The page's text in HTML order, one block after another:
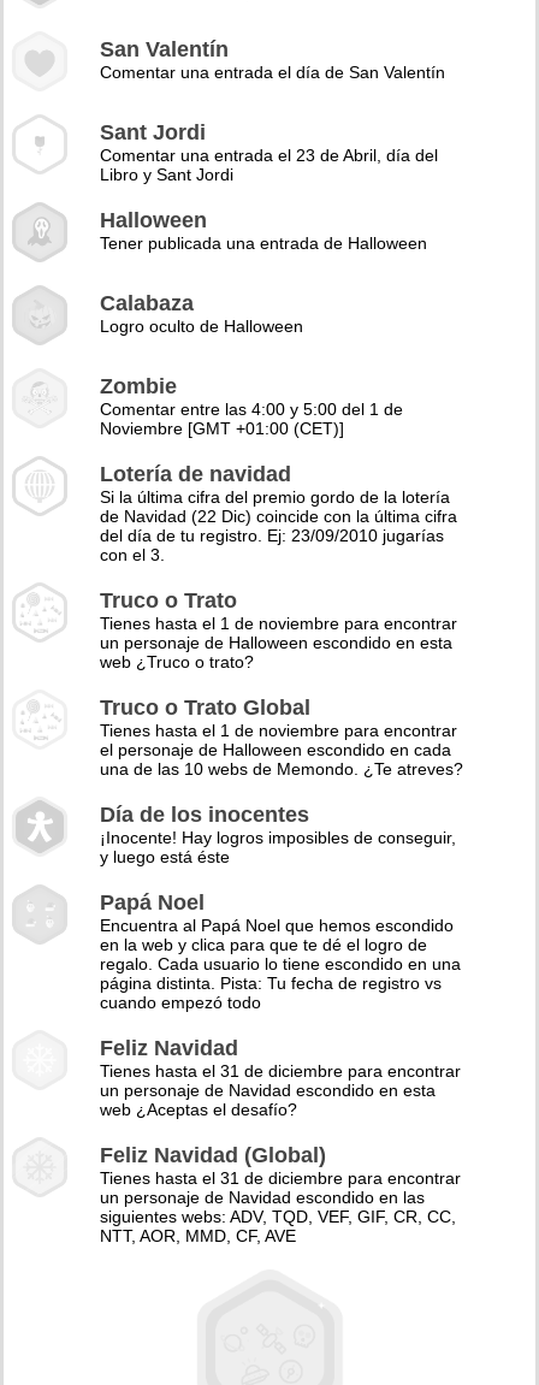
San Valentín
Comentar una entrada el día de San Valentín
Sant Jordi
Comentar una entrada el 23 de Abril, día del
Libro y Sant Jordi
Halloween
Tener publicada una entrada de Halloween
Calabaza
Logro oculto de Halloween
Zombie
Comentar entre las 4:00 y 5:00 del 1 de
Noviembre [GMT +01:00 (CET)]
Lotería de navidad
Si la última cifra del premio gordo de la lotería
de Navidad (22 Dic) coincide con la última cifra
del día de tu registro. Ej: 23/09/2010 jugarías
con el 3.
Truco o Trato
Tienes hasta el 1 de noviembre para encontrar
un personaje de Halloween escondido en esta
web ¿Truco o trato?
Truco o Trato Global
Tienes hasta el 1 de noviembre para encontrar
el personaje de Halloween escondido en cada
una de las 10 webs de Memondo. ¿Te atreves?
Día de los inocentes
¡Inocente! Hay logros imposibles de conseguir,
y luego está éste
Papá Noel
Encuentra al Papá Noel que hemos escondido
en la web y clica para que te dé el logro de
regalo. Cada usuario lo tiene escondido en una
página distinta. Pista: Tu fecha de registro vs
cuando empezó todo
Feliz Navidad
Tienes hasta el 31 de diciembre para encontrar
un personaje de Navidad escondido en esta
web ¿Aceptas el desafío?
Feliz Navidad (Global)
Tienes hasta el 31 de diciembre para encontrar
un personaje de Navidad escondido en las
siguientes webs: ADV, TQD, VEF, GIF, CR, CC,
NTT, AOR, MMD, CF, AVE